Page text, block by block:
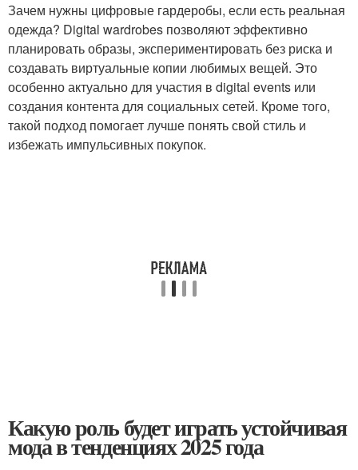
Зачем нужны цифровые гардеробы, если есть реальная
одежда? Digital wardrobes позволяют эффективно
планировать образы, экспериментировать без риска и
создавать виртуальные копии любимых вещей. Это
особенно актуально для участия в digital events или
создания контента для социальных сетей. Кроме того,
такой подход помогает лучше понять свой стиль и
избежать импульсивных покупок.
Какую роль будет играть устойчивая
мода в тенденциях 2025 года